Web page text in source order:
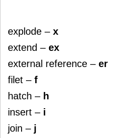
explode – x
extend – ex
external reference – er
filet – f
hatch – h
insert – i
join – j